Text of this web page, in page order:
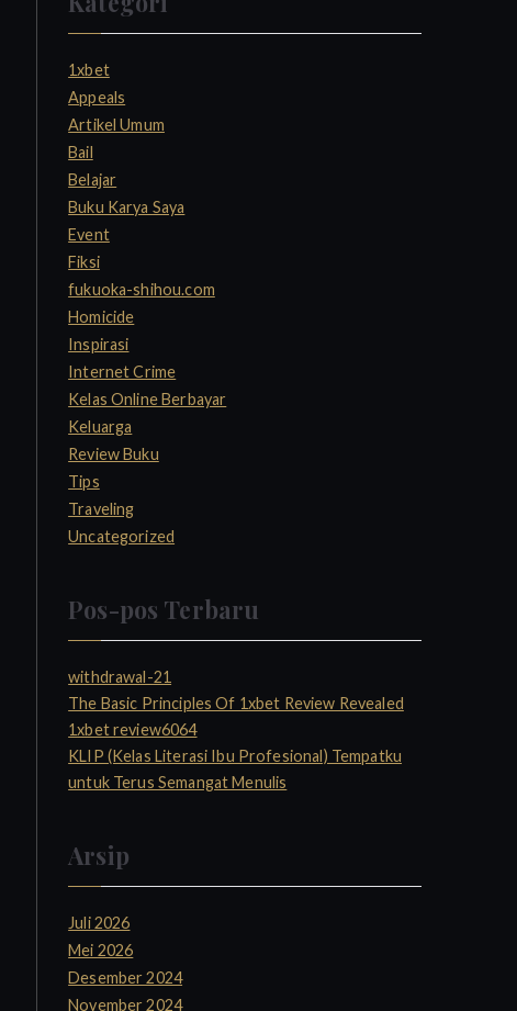
c
1xbet
Appeals
Artikel Umum
Bail
Belajar
Buku Karya Saya
Event
Fiksi
fukuoka-shihou.com
Homicide
Inspirasi
Internet Crime
Kelas Online Berbayar
Keluarga
Review Buku
Tips
Traveling
Uncategorized
Pos-pos Terbaru
withdrawal-21
The Basic Principles Of 1xbet Review Revealed
1xbet review6064
KLIP (Kelas Literasi Ibu Profesional) Tempatku
untuk Terus Semangat Menulis
Arsip
Juli 2026
Mei 2026
Desember 2024
November 2024